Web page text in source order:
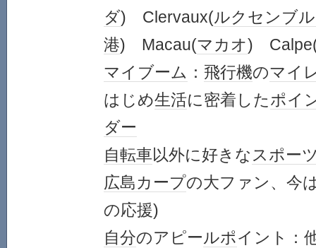
ダ) Clervaux(ルクセンブ
港) Macau(マカオ)
マイブーム ： 飛行機のマイ
はじめ生活に密着したポイ
ダー
自転車以外に好きなスポー
広島カープの大ファン、今
の応援)
自分のアピールポイント：